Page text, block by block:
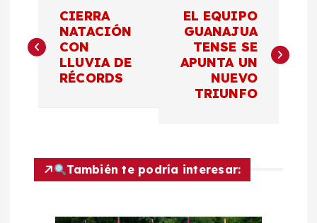
a
a
CIERRA
NATACIÓN
CON
LLUVIA DE
RÉCORDS
EL EQUIPO
GUANAJUA
TENSE SE
APUNTA UN
NUEVO
TRIUNFO
También te podría interesar: